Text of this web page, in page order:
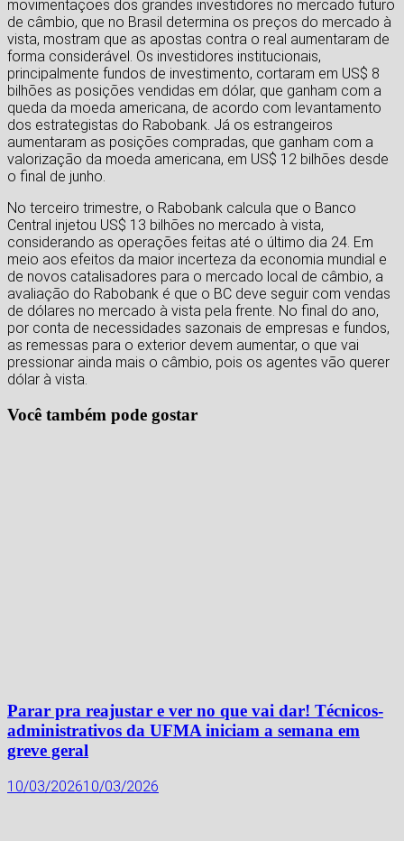
movimentações dos grandes investidores no mercado futuro
de câmbio, que no Brasil determina os preços do mercado à
vista, mostram que as apostas contra o real aumentaram de
forma considerável. Os investidores institucionais,
principalmente fundos de investimento, cortaram em US$ 8
bilhões as posições vendidas em dólar, que ganham com a
queda da moeda americana, de acordo com levantamento
dos estrategistas do Rabobank. Já os estrangeiros
aumentaram as posições compradas, que ganham com a
valorização da moeda americana, em US$ 12 bilhões desde
o final de junho.
No terceiro trimestre, o Rabobank calcula que o Banco
Central injetou US$ 13 bilhões no mercado à vista,
considerando as operações feitas até o último dia 24. Em
meio aos efeitos da maior incerteza da economia mundial e
de novos catalisadores para o mercado local de câmbio, a
avaliação do Rabobank é que o BC deve seguir com vendas
de dólares no mercado à vista pela frente. No final do ano,
por conta de necessidades sazonais de empresas e fundos,
as remessas para o exterior devem aumentar, o que vai
pressionar ainda mais o câmbio, pois os agentes vão querer
dólar à vista.
Você também pode gostar
Parar pra reajustar e ver no que vai dar! Técnicos-
administrativos da UFMA iniciam a semana em
greve geral
10/03/202610/03/2026